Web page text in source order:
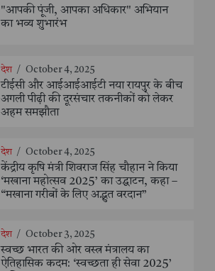
"आपकी पूंजी, आपका अधिकार" अभियान
का भव्य शुभारंभ
देश / October 4, 2025
टीईसी और आईआईआईटी नया रायपुर के बीच
अगली पीढ़ी की दूरसंचार तकनीकों को लेकर
अहम समझौता
देश / October 4, 2025
केंद्रीय कृषि मंत्री शिवराज सिंह चौहान ने किया
‘मखाना महोत्सव 2025’ का उद्घाटन, कहा –
“मखाना गरीबों के लिए अद्भुत वरदान”
देश / October 3, 2025
स्वच्छ भारत की ओर वस्त्र मंत्रालय का
ऐतिहासिक कदम: ‘स्वच्छता ही सेवा 2025’